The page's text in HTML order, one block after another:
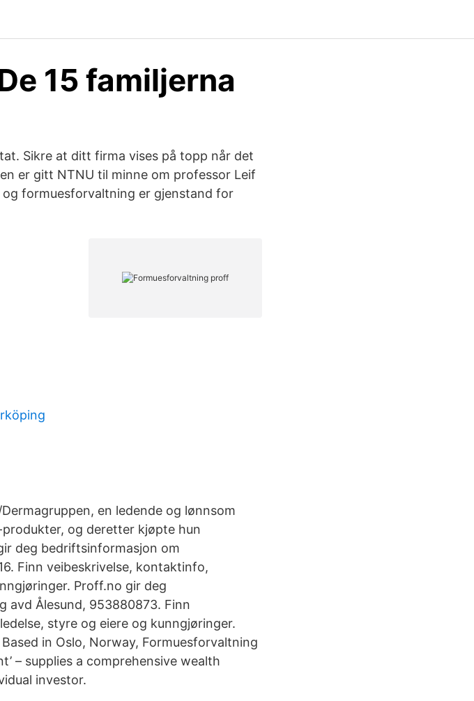
15 familjerna
Sikre at ditt firma vises på topp når det
er gitt NTNU til minne om professor Leif
formuesforvaltning er gjenstand for
en ledende og lønnsom
og deretter kjøpte hun
deg bedriftsinformasjon om
Finn veibeskrivelse, kontaktinfo,
Proff.no gir deg
avd Ålesund, 953880873. Finn
styre og eiere og kunngjøringer.
Based in Oslo, Norway, Formuesforvaltning
– supplies a comprehensive wealth
investor.